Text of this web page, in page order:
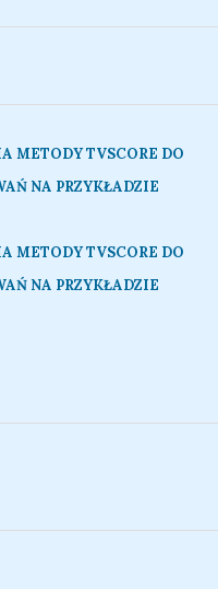
METODY TVSCORE DO
NA PRZYKŁADZIE
METODY TVSCORE DO
NA PRZYKŁADZIE